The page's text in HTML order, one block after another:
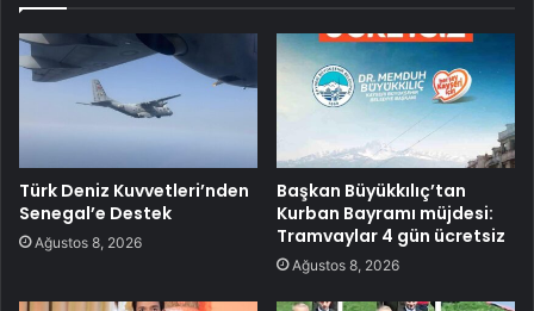
Türk Deniz Kuvvetleri’nden
Senegal’e Destek
Ağustos 8, 2026
Başkan Büyükkılıç’tan
Kurban Bayramı müjdesi:
Tramvaylar 4 gün ücretsiz
Ağustos 8, 2026